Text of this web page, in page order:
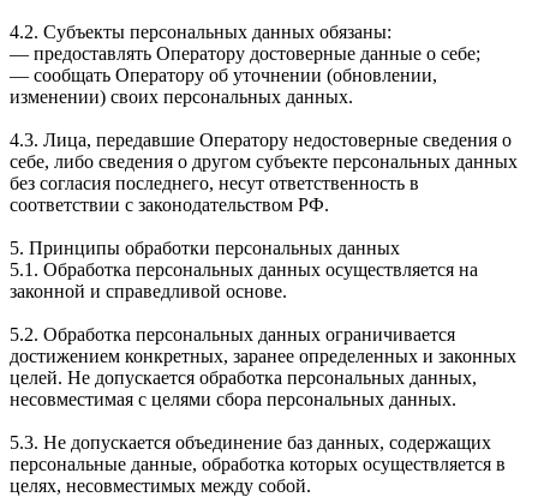
4.2. Субъекты персональных данных обязаны:
— предоставлять Оператору достоверные данные о себе;
— сообщать Оператору об уточнении (обновлении,
изменении) своих персональных данных.
4.3. Лица, передавшие Оператору недостоверные сведения о
себе, либо сведения о другом субъекте персональных данных
без согласия последнего, несут ответственность в
соответствии с законодательством РФ.
5. Принципы обработки персональных данных
5.1. Обработка персональных данных осуществляется на
законной и справедливой основе.
5.2. Обработка персональных данных ограничивается
достижением конкретных, заранее определенных и законных
целей. Не допускается обработка персональных данных,
несовместимая с целями сбора персональных данных.
5.3. Не допускается объединение баз данных, содержащих
персональные данные, обработка которых осуществляется в
целях, несовместимых между собой.